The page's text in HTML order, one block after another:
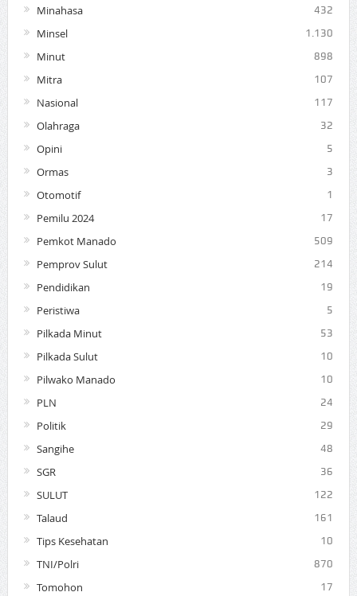
Minahasa 432
Minsel 1.130
Minut 898
Mitra 107
Nasional 117
Olahraga 32
Opini 5
Ormas 3
Otomotif 1
Pemilu 2024 17
Pemkot Manado 509
Pemprov Sulut 214
Pendidikan 19
Peristiwa 5
Pilkada Minut 53
Pilkada Sulut 10
Pilwako Manado 10
PLN 24
Politik 29
Sangihe 48
SGR 36
SULUT 122
Talaud 161
Tips Kesehatan 10
TNI/Polri 870
Tomohon 17